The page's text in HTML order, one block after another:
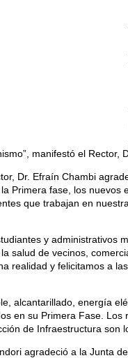
manifestó el Rector,
Dr. Efraín Chambi
Primera fase, los nuevos
que trabajan en
y administrativos
salud de vecinos,
realidad y felicitamos a
alcantarillado, energía
en su Primera Fase.
de Infraestructura son
agradeció a la Junta